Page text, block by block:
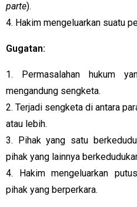
parte).
4. Hakim mengeluarkan suatu
Gugatan:
1. Permasalahan hukum
mengandung sengketa.
2. Terjadi sengketa di antara
atau lebih.
3. Pihak yang satu
pihak yang lainnya
4. Hakim mengeluarkan
pihak yang berperkara.